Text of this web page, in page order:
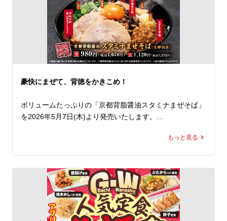
ラーメンとの相性も抜群で、定食人気No.1を誇る大人気メ
ニューです。
そのまま豪快に頬張るも良し。
卓上のにんにくやヤンニンジャンで、自分好みにアレンジ
するも良し。
食べ放題のねぎやたくあんと合わせれば、箸が止まらなく
なること間違いなし！
さらに、たっぷりお召し上がりになりたい方は、+120円
で、焼きめし（大）に変更できます。
ぜひこの機会にランチでもディナーでもお得に「焼きめし
定食」をお楽しみいただき、欲望のままにかきこんでくだ
豪快にまぜて、背徳をかきこめ！
ボリュームたっぷりの「京都背脂醤油スタミナまぜそば」
を2026年5月7日(木)より発売いたします。
魁力屋自慢の熟成醤油をベースに、旨みを凝縮した漆黒の
やみつきになること間違いなし。
今年はそこに、やわらかな豚バラチャーシュー、にんに
く、にら、卵を加え、ボリュームとパンチ力を一段と高め
ました。
もっと見る